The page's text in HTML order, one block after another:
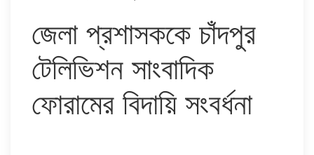
জেলা প্রশাসককে চাঁদপুর
টেলিভিশন সাংবাদিক
ফোরামের বিদায়ি সংবর্ধনা